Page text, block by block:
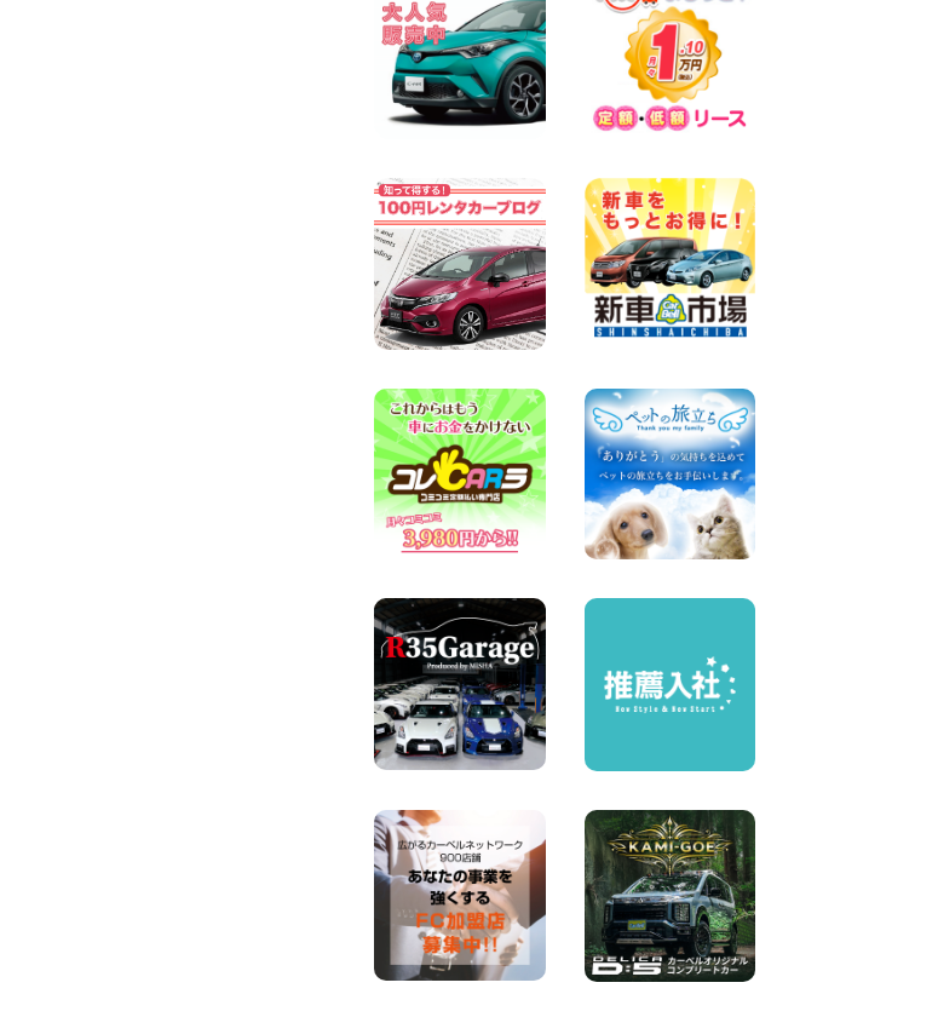
☆ お盆特別乗り放題プラン
☆ 埼玉県 杉戸店
100円レンタカー 杉戸
2026年08月07日
佐渡でのドライブは安全第一!
100円レンタカー 佐渡空港
2026年08月07日
楽しい佐渡旅行を守るために!
安全運転のお願い 新潟県 両
津店
100円レンタカー 両津
2026年08月07日
日産セレナが新入荷!!中川か
100円レンタカー 中川かの里
2026年08月07日
☆ 夏休みクーポン登場!最大
9,500円おトク! ☆ 鳥取県 鳥
取青谷店
100円レンタカー 鳥取青谷
2026年08月07日
人気のハイエース!! 大阪府 寝
100円レンタカー 寝屋川太間東町
2026年08月07日
夏季休暇のお知らせ 東京都
墨田両国店
100円レンタカー 墨田両国
2026年08月07日
夏季休暇のお知らせ 東京都
墨田文花店
お盆も休まず営業します! 神
奈川県 横浜旭南本宿町店
100円レンタカー 横浜旭南本宿町
2026年08月07日
お引越しに便利で最適!(禁煙
車両) 香川県 坂出川津店
100円レンタカー 坂出川津
2026年08月07日